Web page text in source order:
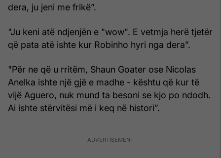
dera, ju jeni me frikë”.
"Ju keni atë ndjenjën e "wow". E vetmja herë tjetër
që pata atë ishte kur Robinho hyri nga dera”.
"Për ne që u rritëm, Shaun Goater ose Nicolas
Anelka ishte një gjë e madhe - kështu që kur të
vijë Aguero, nuk mund ta besoni se kjo po ndodh.
Ai ishte stërvitësi më i keq në histori”.